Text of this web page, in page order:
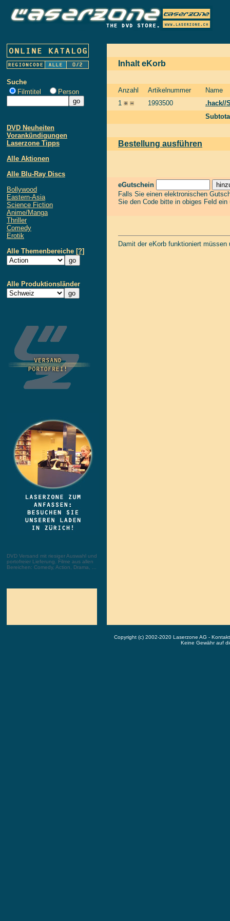
Suche
Filmtitel
Person
DVD Neuheiten
Vorankündigungen
Laserzone Tipps
Alle Aktionen
Alle Blu-Ray Discs
Bollywood
Eastern-Asia
Science Fiction
Anime/Manga
Thriller
Comedy
Erotik
Alle Themenbereiche [?]
Alle Produktionsländer
DVD Versand mit riesiger Auswahl und
portofreier Lieferung. Filme aus allen
Bereichen: Comedy, Action, Drama, ...
Inhalt eKorb
Anzahl Artikelnummer
Name
1
1993500
.hack//
Bestellung ausführen
eGutschein
Falls Sie einen elektronischen
Sie den Code bitte in obiges Feld
Damit der eKorb funktioniert
Copyright (c) 2002-2020 Laserzone AG -
Keine Gewähr auf